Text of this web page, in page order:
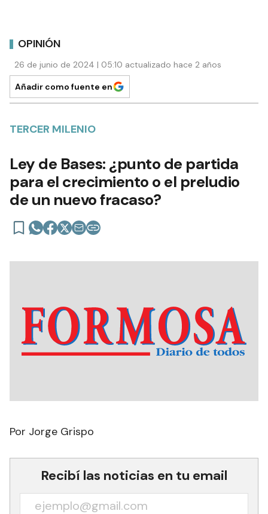
OPINIÓN
26 de junio de 2024 | 05:10 actualizado hace 2 años
Añadir como fuente en
TERCER MILENIO
Ley de Bases: ¿punto de partida
para el crecimiento o el preludio
de un nuevo fracaso?
Por Jorge Grispo
Recibí las noticias en tu email